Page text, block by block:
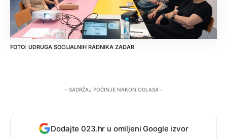
UDRUGA SOCIJALNIH RADNIKA ZADAR
- SADRŽAJ POČINJE NAKON OGLASA -
Dodajte 023.hr u omiljeni Google izvor